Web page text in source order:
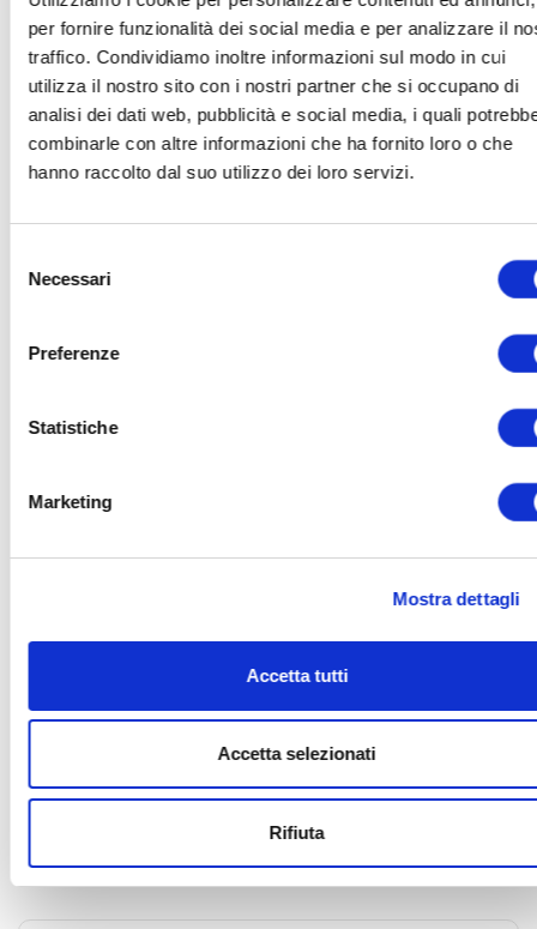
per fornire funzionalità dei social media e per analizzare il
traffico. Condividiamo inoltre informazioni sul modo in cui
utilizza il nostro sito con i nostri partner che si occupano di
analisi dei dati web, pubblicità e social media, i quali
combinarle con altre informazioni che ha fornito loro o che
hanno raccolto dal suo utilizzo dei loro servizi.
delNecessari
Preferenze
Statistiche
Marketing
Mostra dettagli
Accetta tutti
Accetta selezionati
Rifiuta
Condividi
torna all'elenco